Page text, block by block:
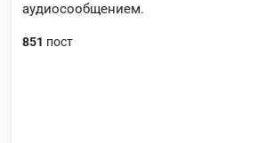
аудиосообщением.
851 пост